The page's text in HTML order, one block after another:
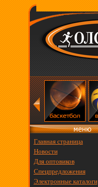
Главная страница
Новости
Для оптовиков
Спецпредложения
Электронные каталоги